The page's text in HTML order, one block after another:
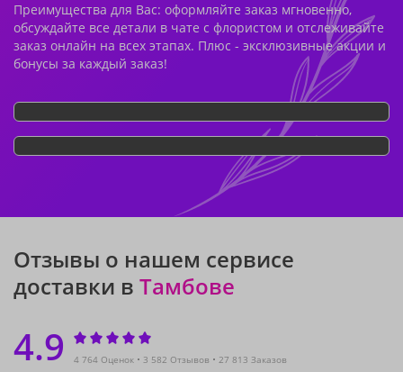
Преимущества для Вас: оформляйте заказ мгновенно,
обсуждайте все детали в чате с флористом и отслеживайте
заказ онлайн на всех этапах. Плюс - эксклюзивные акции и
бонусы за каждый заказ!
Отзывы о нашем сервисе
доставки в Тамбове
4.9 4 764 Оценок 3 582 Отзывов 27 813 Заказов